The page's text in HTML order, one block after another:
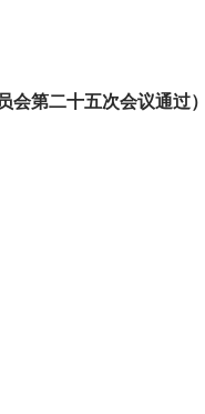
会第二十五次会议通过）